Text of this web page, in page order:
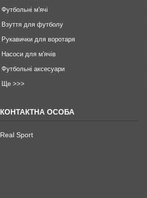
Футбольні м'ячі
Взуття для футболу
Рукавички для воротаря
Насоси для м'ячів
Футбольні аксесуари
Ще >>>
Real Sport